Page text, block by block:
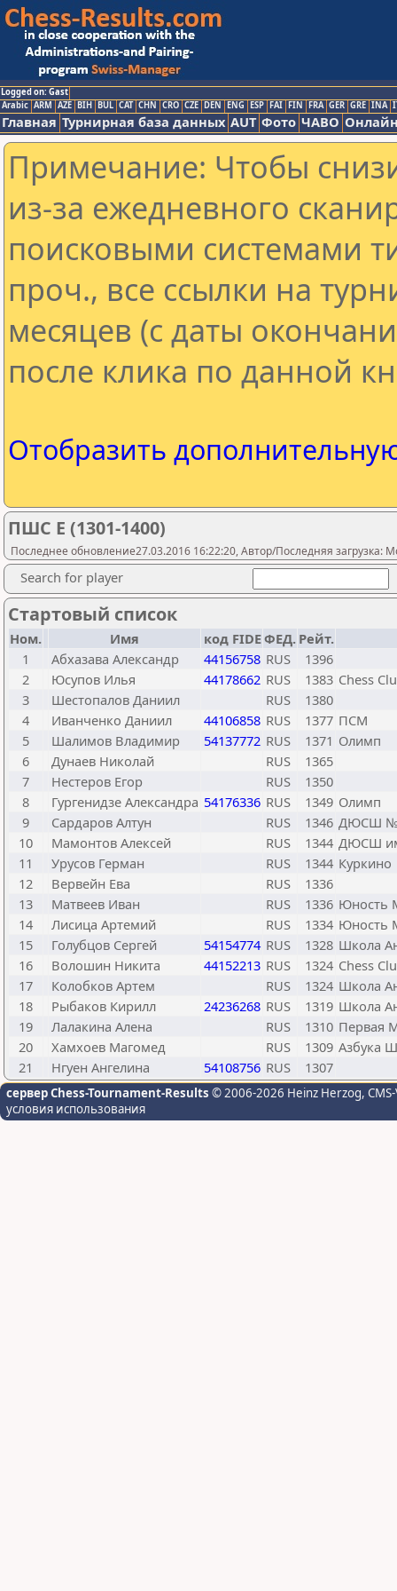
Logged on: Gast
Arabic ARM AZE BIH BUL CAT CHN CRO CZE DEN ENG ESP FAI FIN FRA GER GRE INA
Главная Турнирная база данных AUT Фото ЧАВО
Примечание: Чтобы
из-за ежедневного
поисковыми системами
проч., все ссылки на
месяцев (с даты
после клика по данной
Отобразить
ПШС Е (1301-1400)
Последнее обновление27.03.2016 16:22:20, Автор/Последняя загрузка:
Search for player
Стартовый список
Ном. Имя код FIDEФЕД. Рейт.
1
Абхазава Александр 44156758 RUS
1396
2
Юсупов Илья 44178662 RUS 1383 Chess
3
Шестопалов Даниил RUS
1380
4
Иванченко Даниил 44106858 RUS 1377 ПСМ
5
Шалимов Владимир 54137772 RUS 1371 Олимп
6
Дунаев Николай RUS
1365
7
Нестеров Егор RUS
1350
8
Гургенидзе Александра 54176336 RUS 1349 Олимп
9
Сардаров Алтун RUS 1346 ДЮСШ
10
Мамонтов Алексей RUS 1344 ДЮСШ
11
Урусов Герман RUS 1344 Куркино
12
Вервейн Ева RUS
1336
13
Матвеев Иван RUS 1336 Юность
14
Лисица Артемий RUS 1334 Юность
15
Голубцов Сергей 54154774 RUS 1328 Школа
16
Волошин Никита 44152213 RUS 1324 Chess
17
Колобков Артем RUS 1324 Школа
18
Рыбаков Кирилл 24236268 RUS 1319 Школа
19
Лалакина Алена RUS 1310 Первая
20
Хамхоев Магомед RUS 1309 Азбука
21
Нгуен Ангелина 54108756 RUS 1307
сервер Chess-Tournament-Results © 2006-2026 Heinz Herzog,
условия использования